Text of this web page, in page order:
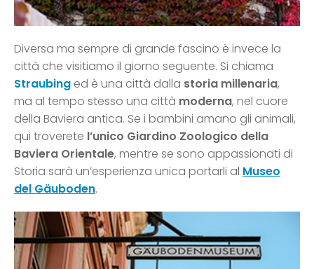
Diversa ma sempre di grande fascino è invece la
città che visitiamo il giorno seguente. Si chiama
Straubing ed è una città dalla storia millenaria,
ma al tempo stesso una città moderna, nel cuore
della Baviera antica. Se i bambini amano gli animali,
qui troverete l’unico Giardino Zoologico della
Baviera Orientale, mentre se sono appassionati di
Storia sarà un’esperienza unica portarli al Museo
del Gäuboden.